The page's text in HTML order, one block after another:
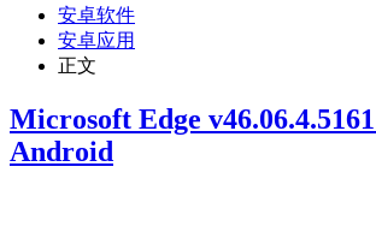
安卓软件
安卓应用
正文
Microsoft Edge
Android